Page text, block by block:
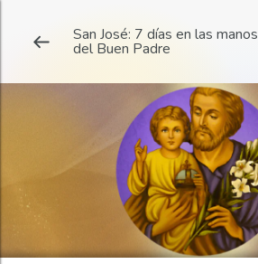
San José: 7 días en las manos
del Buen Padre